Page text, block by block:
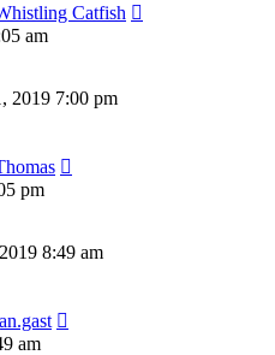
Catfish
am
2019 7:00 pm
pm
8:49 am
am